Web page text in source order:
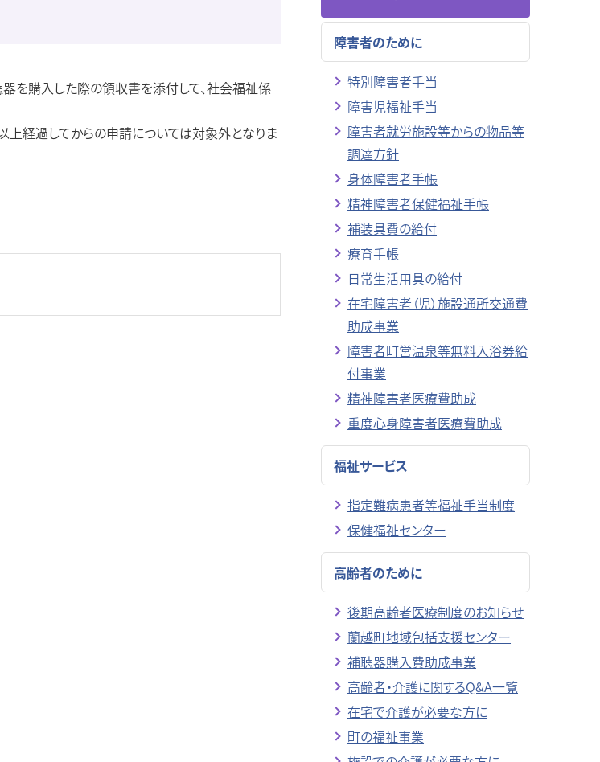
を購入した際の領収書を添付して、社会福祉係
上経過してからの申請については対象外となりま
障害者のために
特別障害者手当
障害児福祉手当
障害者就労施設等からの物品等
調達方針
身体障害者手帳
精神障害者保健福祉手帳
補装具費の給付
療育手帳
日常生活用具の給付
在宅障害者（児）施設通所交通費
助成事業
障害者町営温泉等無料入浴券給
付事業
精神障害者医療費助成
重度心身障害者医療費助成
福祉サービス
指定難病患者等福祉手当制度
保健福祉センター
高齢者のために
後期高齢者医療制度のお知らせ
蘭越町地域包括支援センター
補聴器購入費助成事業
高齢者・介護に関するQ&A一覧
在宅で介護が必要な方に
町の福祉事業